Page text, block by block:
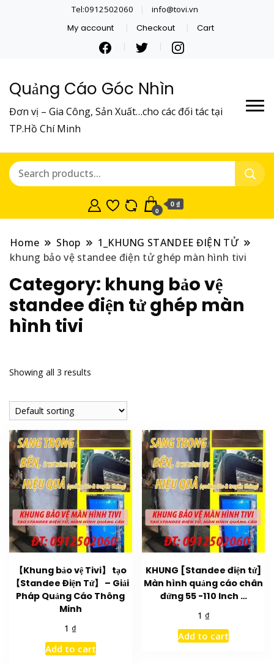
Tel:0912502060 info@tovi.vn
My account Checkout Cart
Quảng Cáo Góc Nhìn
Đơn vị – Gia Công, Sản Xuất…cho các đối tác tại
TP.Hồ Chí Minh
0
0 ₫
Home Shop
1_KHUNG STANDEE ĐIỆN TỬ
khung bảo vệ standee điện tử ghép màn hình tivi
Category: khung bảo vệ
standee điện tử ghép màn
hình tivi
Showing all 3 results
【Khung bảo vệ Tivi】 tạo
【Standee Điện Tử】 – Giải
Pháp Quảng Cáo Thông
Minh
1 ₫
Add to cart
KHUNG [Standee điện tử]
Màn hình quảng cáo chân
đứng 55 -110 Inch …
1 ₫
Add to cart